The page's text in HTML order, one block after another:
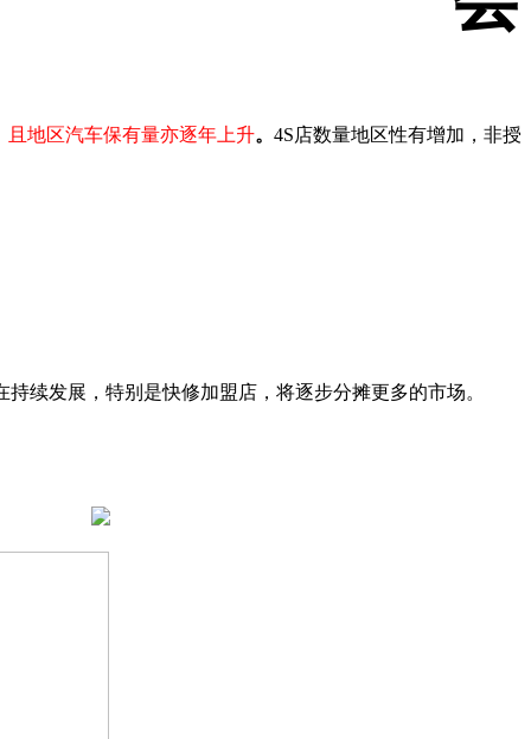
且地区汽车保有量亦逐年上升。 4S店数量地区性有增加，非授
续发展，特别是快修加盟店，将逐步分摊更多的市场。